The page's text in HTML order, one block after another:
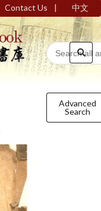
Contact Us | 中文
Advanced
Search